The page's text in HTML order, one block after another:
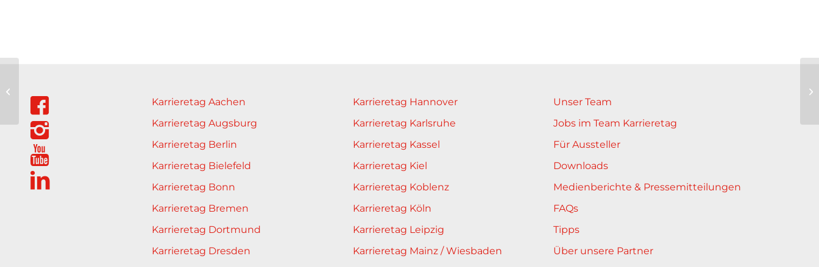
Karrieretag Aachen
Karrieretag Augsburg
Karrieretag Berlin
Karrieretag Bielefeld
Karrieretag Bonn
Karrieretag Bremen
Karrieretag Dortmund
Karrieretag Dresden
Karrieretag Hannover
Karrieretag Karlsruhe
Karrieretag Kassel
Karrieretag Kiel
Karrieretag Koblenz
Karrieretag Köln
Karrieretag Leipzig
Karrieretag Mainz / Wiesbaden
Unser Team
Jobs im Team Karrieretag
Für Aussteller
Downloads
Medienberichte & Pressemitteilungen
FAQs
Tipps
Über unsere Partner